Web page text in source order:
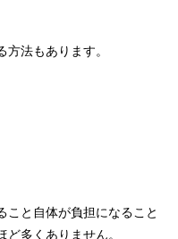
法もあります。
こと自体が負担になること
多くありません。